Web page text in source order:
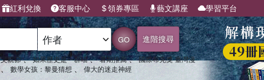
紅利兌換 客服中心 領券專區 藝文講座 學習平台
GO 進階搜尋
父親節 、 如果歷史是一群喵 、 暑期推薦 、 國際布克獎 臺灣漫
、 數學女孩：黎曼猜想 、 偉大的迷走神經